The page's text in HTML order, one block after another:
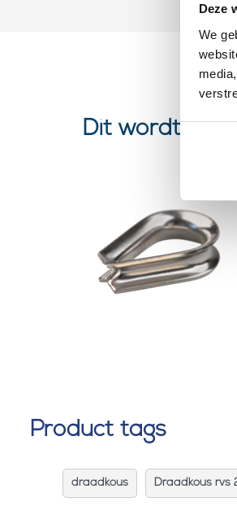
Deze
We
Dit wordt ‘m
Product tags
draadkous Draadkous rvs